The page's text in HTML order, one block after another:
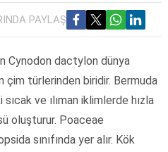
PAYLAŞ
Cynodon dactylon dünya
çim türlerinden biridir. Bermuda
ve ılıman iklimlerde hızla
oluşturur. Poaceae
sınıfında yer alır. Kök